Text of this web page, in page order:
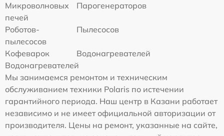
Микроволновых
печей
Парогенераторов
Роботов-
пылесосов
Пылесосов
Кофеварок
Водонагревателей
Водонагревателей
Мы занимаемся ремонтом и техническим
обслуживанием техники Polaris по истечении
гарантийного периода. Наш центр в Казани работает
независимо и не имеет официальной авторизации от
производителя. Цены на ремонт, указанные на сайте,